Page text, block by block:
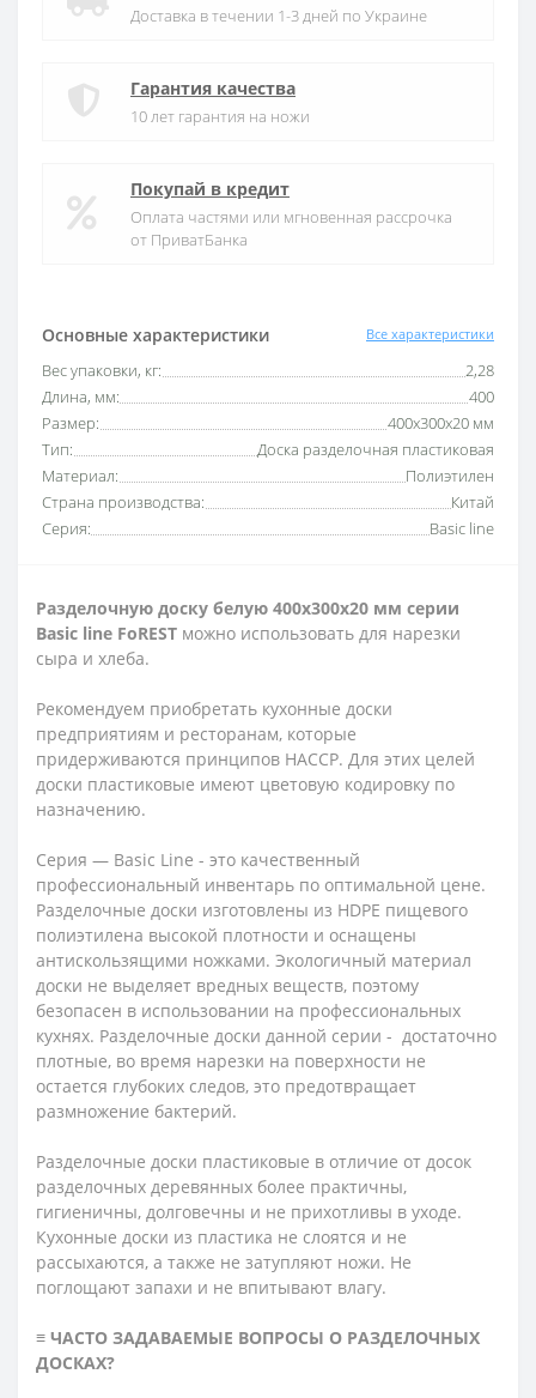
Основные характеристики Все характеристики
Вес упаковки, кг:
2,28
Длина, мм:
400
Размер:
400х300х20 мм
Тип:
Доска разделочная пластиковая
Материал:
Полиэтилен
Страна производства:
Китай
Серия:
Basic line
Доставка в течении 1-3 дней по Украине
Гарантия качества
10 лет гарантия на ножи
Покупай в кредит
Оплата частями или мгновенная рассрочка
от ПриватБанка
Разделочную доску белую 400х300х20 мм серии
Basic line FoREST можно использовать для нарезки
сыра и хлеба.
Рекомендуем приобретать кухонные доски
предприятиям и ресторанам, которые
придерживаются принципов HACCP. Для этих целей
доски пластиковые имеют цветовую кодировку по
назначению.
Серия — Basic Line - это качественный
профессиональный инвентарь по оптимальной цене.
Разделочные доски изготовлены из HDPE пищевого
полиэтилена высокой плотности и оснащены
антискользящими ножками. Экологичный материал
доски не выделяет вредных веществ, поэтому
безопасен в использовании на профессиональных
кухнях. Разделочные доски данной серии - достаточно
плотные, во время нарезки на поверхности не
остается глубоких следов, это предотвращает
размножение бактерий.
Разделочные доски пластиковые в отличие от досок
разделочных деревянных более практичны,
гигиеничны, долговечны и не прихотливы в уходе.
Кухонные доски из пластика не слоятся и не
рассыхаются, а также не затупляют ножи. Не
поглощают запахи и не впитывают влагу.
≡ ЧАСТО ЗАДАВАЕМЫЕ ВОПРОСЫ О РАЗДЕЛОЧНЫХ
ДОСКАХ?